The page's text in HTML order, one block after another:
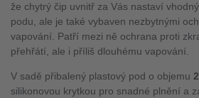
že chytrý čip uvnitř za Vás nastaví
podu, ale je také vybaven nezbytnými
vapování. Patří mezi ně ochrana proti
přehřátí, ale i příliš dlouhému vapování.
V sadě přibalený plastový pod o objemu
silikonovou krytkou pro snadné plnění a